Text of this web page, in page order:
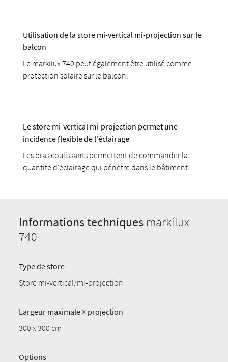
Utilisation de la store mi-vertical mi-projection sur le
balcon
Le markilux 740 peut également être utilisé comme
protection solaire sur le balcon.
Le store mi-vertical mi-projection permet une
incidence flexible de l'éclairage
Les bras coulissants permettent de commander la
quantité d'éclairage qui pénètre dans le bâtiment.
Informations techniques markilux
740
Type de store
Store mi-vertical/mi-projection
Largeur maximale × projection
300 x 300 cm
Options